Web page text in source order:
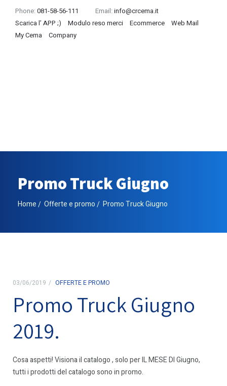
Phone: 081-58-56-111 Email: info@crcema.it
Scarica l’ APP ;)
Modulo reso merci Ecommerce
Web Mail
My Cema
Company
Promo Truck Giugno
Home Offerte e promo Promo Truck Giugno
03/06/2019 OFFERTE E PROMO
Promo Truck Giugno
2019.
Cosa aspetti! Visiona il catalogo , solo per IL MESE DI Giugno,
tutti i prodotti del catalogo sono in promo.